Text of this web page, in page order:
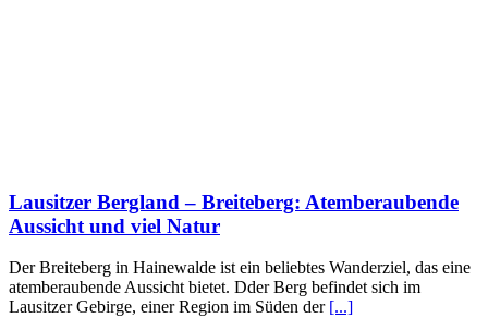
Lausitzer Bergland – Breiteberg: Atemberaubende
Aussicht und viel Natur
Der Breiteberg in Hainewalde ist ein beliebtes Wanderziel, das eine
atemberaubende Aussicht bietet. Dder Berg befindet sich im
Lausitzer Gebirge, einer Region im Süden der [...]